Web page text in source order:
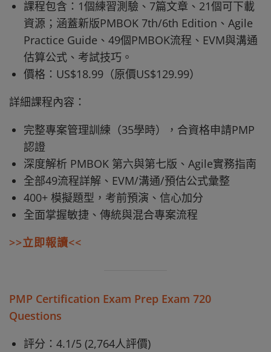
課程包含：1個練習測驗、7篇文章、21個可下載
資源；涵蓋新版PMBOK 7th/6th Edition、Agile
Practice Guide、49個PMBOK流程、EVM與溝通
估算公式、考試技巧。
價格：US$18.99（原價US$129.99）
詳細課程內容：
完整專案管理訓練（35學時），合資格申請PMP
認證
深度解析 PMBOK 第六與第七版、Agile實務指南
全部49流程詳解、EVM/溝通/預估公式彙整
400+ 模擬題型，考前預演、信心加分
全面掌握敏捷、傳統與混合專案流程
>>立即報讀<<
PMP Certification Exam Prep Exam 720
Questions
評分：4.1/5 (2,764人評價)